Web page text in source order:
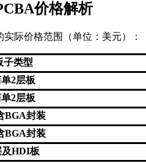
价格解析
际价格范围（单位：美元）：
子类型
2层板
2层板
BGA封装
BGA封装
及HDI板